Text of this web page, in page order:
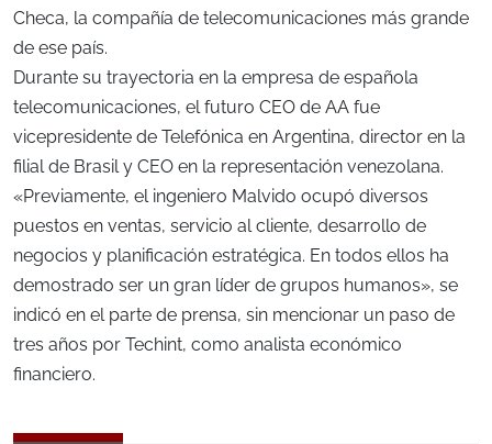
Checa, la compañía de telecomunicaciones más grande
de ese país.
Durante su trayectoria en la empresa de española
telecomunicaciones, el futuro CEO de AA fue
vicepresidente de Telefónica en Argentina, director en la
filial de Brasil y CEO en la representación venezolana.
«Previamente, el ingeniero Malvido ocupó diversos
puestos en ventas, servicio al cliente, desarrollo de
negocios y planificación estratégica. En todos ellos ha
demostrado ser un gran líder de grupos humanos», se
indicó en el parte de prensa, sin mencionar un paso de
tres años por Techint, como analista económico
financiero.